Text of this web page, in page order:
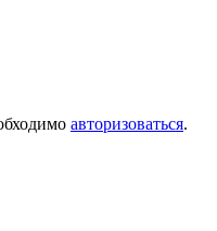
авторизоваться.